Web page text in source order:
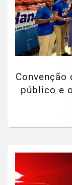
Convenção
público e